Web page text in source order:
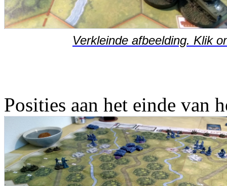
Verkleinde afbeelding. Klik
Posities aan het einde van